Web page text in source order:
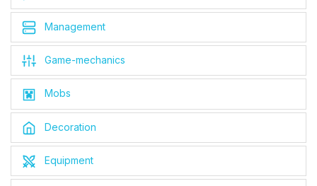
Management
Game-mechanics
Mobs
Decoration
Equipment